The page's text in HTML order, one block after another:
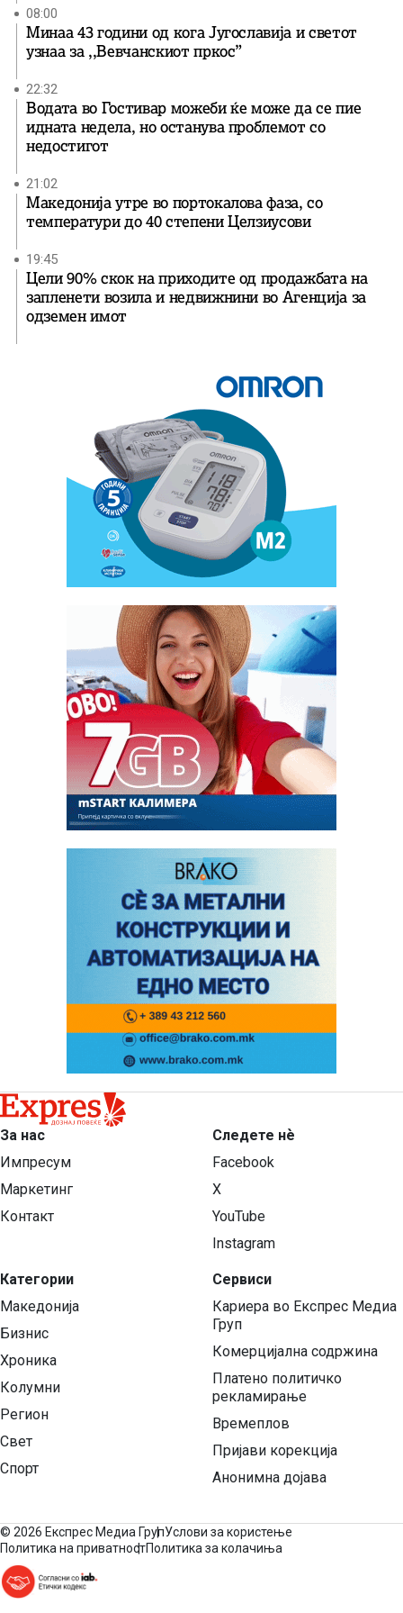
08:00
Минаа 43 години од кога Југославија и светот
узнаа за ,,Вевчанскиот пркос”
22:32
Водата во Гостивар можеби ќе може да се пие
идната недела, но останува проблемот со
недостигот
21:02
Македонија утре во портокалова фаза, со
температури до 40 степени Целзиусови
19:45
Цели 90% скок на приходите од продажбата на
запленети возила и недвижнини во Агенција за
одземен имот
За нас
Импресум
Маркетинг
Контакт
Категории
Македонија
Бизнис
Хроника
Колумни
Регион
Свет
Спорт
Следете нѐ
Facebook
X
YouTube
Instagram
Сервиси
Кариера во Експрес Медиа
Груп
Комерцијална содржина
Платено политичко
рекламирање
Времеплов
Пријави корекција
Анонимна дојава
© 2026 Експрес Медиа ГрупУслови за користење
Политика на приватностПолитика за колачиња